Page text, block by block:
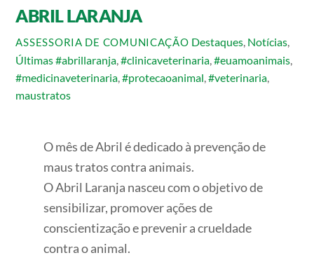
ABRIL LARANJA
ASSESSORIA DE COMUNICAÇÃO Destaques, Notícias,
Últimas#abrillaranja,#clinicaveterinaria,#euamoanimais,
#medicinaveterinaria,#protecaoanimal,#veterinaria,
maustratos
O mês de Abril é dedicado à prevenção de
maus tratos contra animais.
O Abril Laranja nasceu com o objetivo de
sensibilizar, promover ações de
conscientização e prevenir a crueldade
contra o animal.